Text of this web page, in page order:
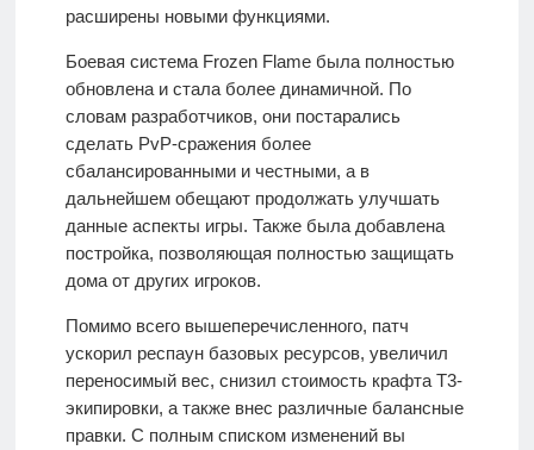
расширены новыми функциями.
Боевая система Frozen Flame была полностью
обновлена и стала более динамичной. По
словам разработчиков, они постарались
сделать PvP-сражения более
сбалансированными и честными, а в
дальнейшем обещают продолжать улучшать
данные аспекты игры. Также была добавлена
постройка, позволяющая полностью защищать
дома от других игроков.
Помимо всего вышеперечисленного, патч
ускорил респаун базовых ресурсов, увеличил
переносимый вес, снизил стоимость крафта T3-
экипировки, а также внес различные балансные
правки. С полным списком изменений вы